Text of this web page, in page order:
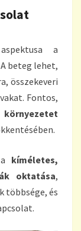
a
A beteg lehet,
összekeveri
Fontos,
kíméletes,
oktatása,
többsége, és